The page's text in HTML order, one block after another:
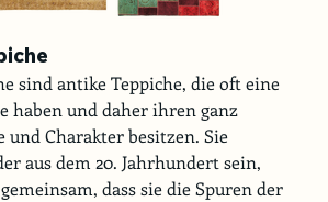
sind antike Teppiche, die oft eine
haben und daher ihren ganz
und Charakter besitzen. Sie
aus dem 20. Jahrhundert sein,
dass sie die Spuren der